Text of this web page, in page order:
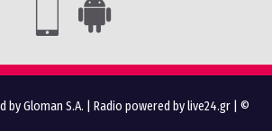
by Gloman S.A. Radio powered by live24.gr | ©